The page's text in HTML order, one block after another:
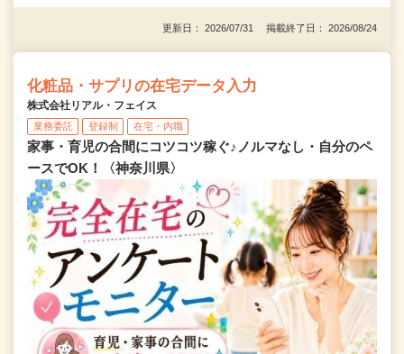
更新日： 2026/07/31 掲載終了日： 2026/08/24
化粧品・サプリの在宅データ入力
株式会社リアル・フェイス
業務委託 登録制 在宅・内職
家事・育児の合間にコツコツ稼ぐ♪ノルマなし・自分のペ
ースでOK！〈神奈川県〉